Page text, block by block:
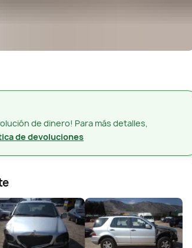
de dinero! Para más detalles,
de devoluciones